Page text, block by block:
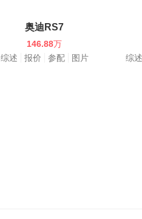
奥迪RS7
146.88万
综述
报价 参配 图片
综述